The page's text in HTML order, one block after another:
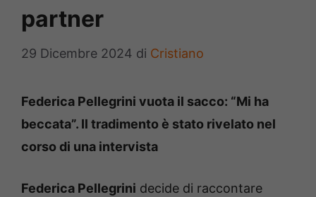
partner
29 Dicembre 2024 di Cristiano
Federica Pellegrini vuota il sacco: “Mi ha
beccata”. Il tradimento è stato rivelato nel
corso di una intervista
Federica Pellegrini decide di raccontare